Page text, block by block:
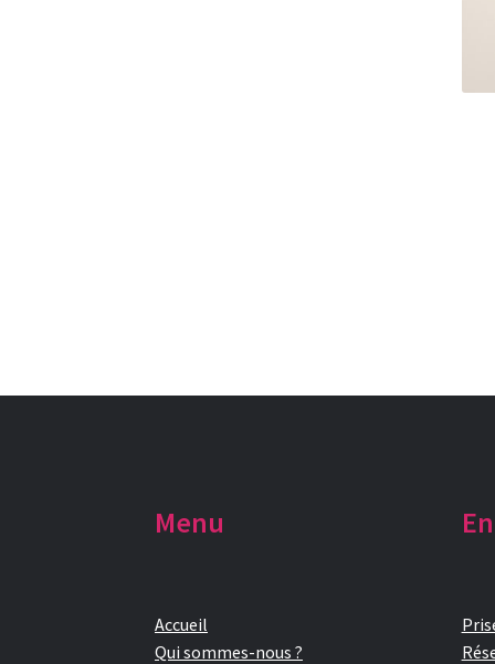
Menu
Accueil
Qui sommes-nous ?